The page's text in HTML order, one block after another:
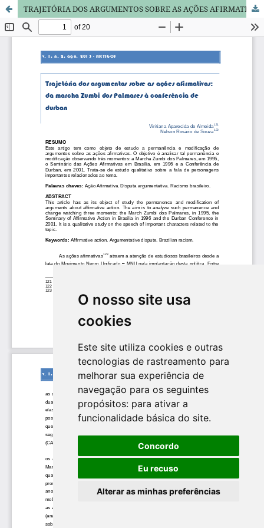
O nosso site usa
cookies
Este site utiliza cookies e outras
tecnologias de rastreamento para
melhorar sua experiência de
navegação para os seguintes
propósitos: para ativar a
funcionalidade básica do site.
Concordo
Eu recuso
Alterar as minhas preferências
TRAJETÓRIA DOS ARGUMENTOS SOBRE AS AÇÕES AFIRMATIVAS: DA MARCHA ZUMBI DOS PALMARES À CONFERÊNCIA DE DURBAN